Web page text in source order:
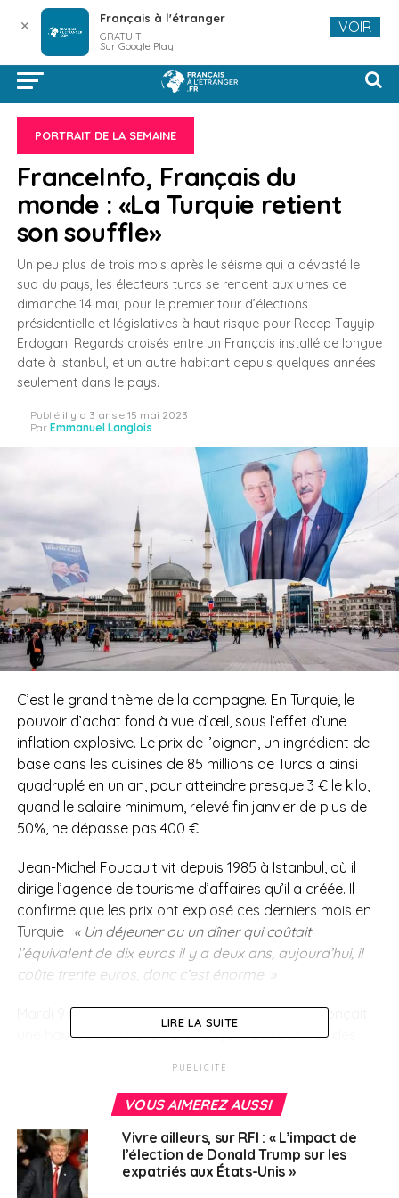
PORTRAIT DE LA SEMAINE
FranceInfo, Français du
monde : «La Turquie retient
son souffle»
Un peu plus de trois mois après le séisme qui a dévasté le
sud du pays, les électeurs turcs se rendent aux urnes ce
dimanche 14 mai, pour le premier tour d’élections
présidentielle et législatives à haut risque pour Recep Tayyip
Erdogan. Regards croisés entre un Français installé de longue
date à Istanbul, et un autre habitant depuis quelques années
seulement dans le pays.
Publié il y a 3 ansle 15 mai 2023
Par Emmanuel Langlois
C’est le grand thème de la campagne. En Turquie, le
pouvoir d’achat fond à vue d’œil, sous l’effet d’une
inflation explosive. Le prix de l’oignon, un ingrédient de
base dans les cuisines de 85 millions de Turcs a ainsi
quadruplé en un an, pour atteindre presque 3 € le kilo,
quand le salaire minimum, relevé fin janvier de plus de
50%, ne dépasse pas 400 €.
Jean-Michel Foucault vit depuis 1985 à Istanbul, où il
dirige l’agence de tourisme d’affaires qu’il a créée. Il
confirme que les prix ont explosé ces derniers mois en
Turquie : « Un déjeuner ou un dîner qui coûtait
l’équivalent de dix euros il y a deux ans, aujourd’hui, il
coûte trente euros, donc c’est énorme. »
Mardi 9 mai dernier, Recep Tayyip Erdogan annonçait
une hausse de 45%, à partir de juin, des salaires des
population excédée par l’inflation et la chute du
pouvoir d’achat. Cette situation ajoute aux inquiétudes
sur la régularité des opérations électorales et «l’état de
la démocratie» en Turquie, a prévenu le Conseil de
l’Europe, qui y dépêchera 350 observateurs, en plus de
LIRE LA SUITE
PUBLICITÉ
VOUS AIMEREZ AUSSI
Vivre ailleurs, sur RFI : « L’impact de
l’élection de Donald Trump sur les
expatriés aux États-Unis »
✕ Français à l'étranger
GRATUIT
Sur Google Play
VOIR